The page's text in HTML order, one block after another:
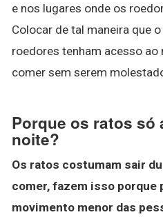
e nos lugares onde os
Colocar de tal maneira que
roedores tenham acesso ao
comer sem serem
Porque os ratos só
noite?
Os ratos costumam sair
comer, fazem isso porque
movimento menor das